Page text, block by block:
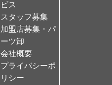
ビス
スタッフ募集
加盟店募集・パ
ーツ卸
会社概要
プライバシーポ
リシー